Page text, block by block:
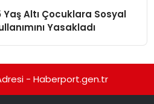
Yaş Altı Çocuklara Sosyal
Yasakladı
- Haberport.gen.tr